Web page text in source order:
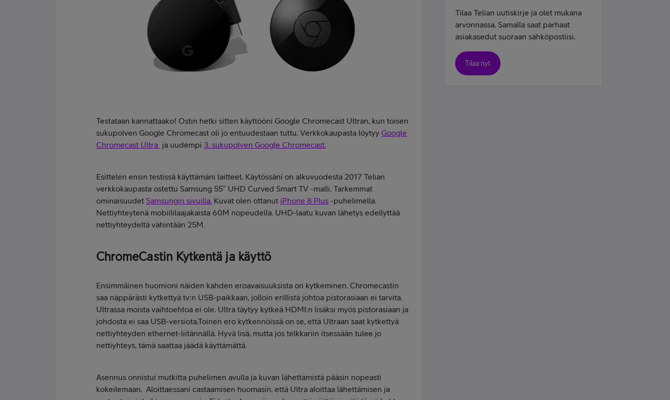
Testataan kannattaako! Ostin hetki sitten käyttööni Google Chromecast Ultran, kun toisen
sukupolven Google Chromecast oli jo entuudestaan tuttu. Verkkokaupasta löytyy Google
Chromecast Ultra ja uudempi 3. sukupolven Google Chromecast.
Esittelen ensin testissä käyttämäni laitteet. Käytössäni on alkuvuodesta 2017 Telian
verkkokaupasta ostettu Samsung 55” UHD Curved Smart TV -malli. Tarkemmat
ominaisuudet Samsungin sivuilla. Kuvat olen ottanut iPhone 8 Plus -puhelimella.
Nettiyhteytenä mobiililaajakaista 60M nopeudella. UHD-laatu kuvan lähetys edellyttää
nettiyhteydeltä vähintään 25M.
ChromeCastin Kytkentä ja käyttö
Ensimmäinen huomioni näiden kahden eroavaisuuksista on kytkeminen. Chromecastin
saa näppärästi kytkettyä tv:n USB-paikkaan, jolloin erillistä johtoa pistorasiaan ei tarvita.
Ultrassa moista vaihtoehtoa ei ole. Ultra täytyy kytkeä HDMI:n lisäksi myös pistorasiaan ja
johdosta ei saa USB-versiota.Toinen ero kytkennöissä on se, että Ultraan saat kytkettyä
nettiyhteyden ethernet-liitännällä. Hyvä lisä, mutta jos telkkariin itsessään tulee jo
nettiyhteys, tämä saattaa jäädä käyttämättä.
Asennus onnistui mutkitta puhelimen avulla ja kuvan lähettämistä pääsin nopeasti
kokeilemaan. Aloittaessani castaamisen huomasin, että Ultra aloittaa lähettämisen ja
Tilaa Telian uutiskirje ja olet mukana
arvonnassa. Samalla saat parhaat
asiakasedut suoraan sähköpostiisi.
Tilaa nyt